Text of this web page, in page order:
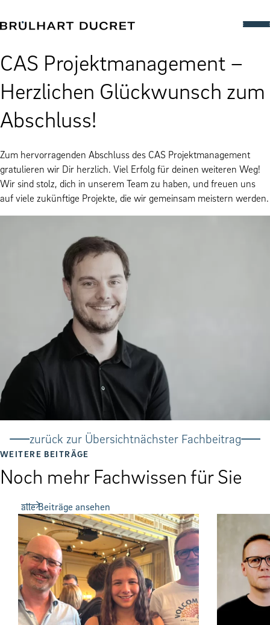
CAS Projektmanagement –
Herzlichen Glückwunsch zum
Abschluss!
Zum hervorragenden Abschluss des CAS Projektmanagement
gratulieren wir Dir herzlich. Viel Erfolg für deinen weiteren Weg!
Wir sind stolz, dich in unserem Team zu haben, und freuen uns
auf viele zukünftige Projekte, die wir gemeinsam meistern werden.
zurück zur Übersichtnächster Fachbeitrag
WEITERE BEITRÄGE
Noch mehr Fachwissen für Sie
alle Beiträge ansehen